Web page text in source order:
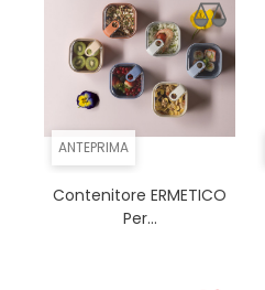
ANTEPRIMA
Contenitore ERMETICO
Per...